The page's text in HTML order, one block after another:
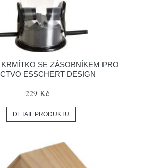
SE ZÁSOBNÍKEM PRO
ESSCHERT DESIGN
229 Kč
DETAIL PRODUKTU